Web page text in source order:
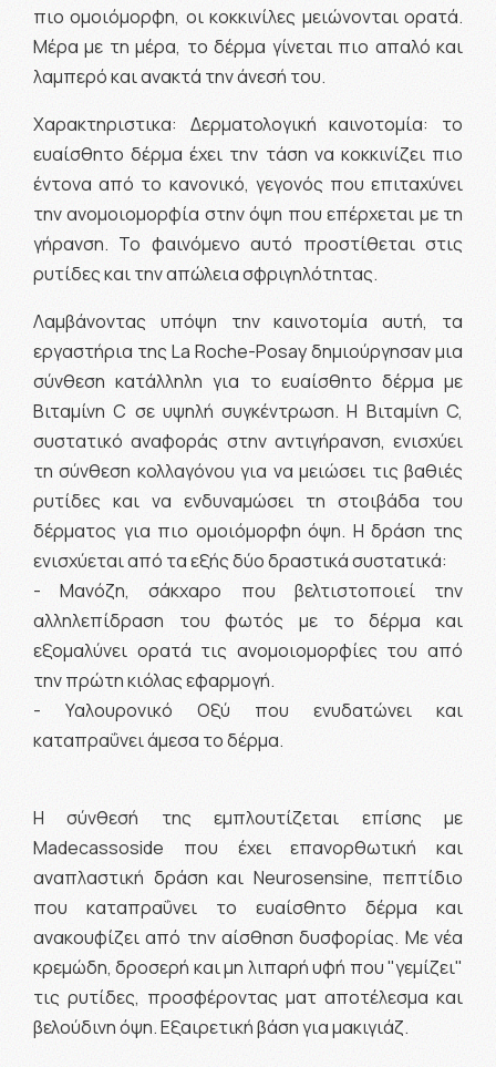
πιο ομοιόμορφη, οι κοκκινίλες μειώνονται ορατά.
Μέρα με τη μέρα, το δέρμα γίνεται πιο απαλό και
λαμπερό και ανακτά την άνεσή του.
Χαρακτηριστικα: Δερματολογική καινοτομία: το
ευαίσθητο δέρμα έχει την τάση να κοκκινίζει πιο
έντονα από το κανονικό, γεγονός που επιταχύνει
την ανομοιομορφία στην όψη που επέρχεται με τη
γήρανση. Το φαινόμενο αυτό προστίθεται στις
ρυτίδες και την απώλεια σφριγηλότητας.
Λαμβάνοντας υπόψη την καινοτομία αυτή, τα
εργαστήρια της La Roche-Posay δημιούργησαν μια
σύνθεση κατάλληλη για το ευαίσθητο δέρμα με
Βιταμίνη C σε υψηλή συγκέντρωση. Η Βιταμίνη C,
συστατικό αναφοράς στην αντιγήρανση, ενισχύει
τη σύνθεση κολλαγόνου για να μειώσει τις βαθιές
ρυτίδες και να ενδυναμώσει τη στοιβάδα του
δέρματος για πιο ομοιόμορφη όψη. Η δράση της
ενισχύεται από τα εξής δύο δραστικά συστατικά:
- Μανόζη, σάκχαρο που βελτιστοποιεί την
αλληλεπίδραση του φωτός με το δέρμα και
εξομαλύνει ορατά τις ανομοιομορφίες του από
την πρώτη κιόλας εφαρμογή.
- Υαλουρονικό Οξύ που ενυδατώνει και
καταπραΰνει άμεσα το δέρμα.
Η σύνθεσή της εμπλουτίζεται επίσης με
Madecassoside που έχει επανορθωτική και
αναπλαστική δράση και Neurosensine, πεπτίδιο
που καταπραΰνει το ευαίσθητο δέρμα και
ανακουφίζει από την αίσθηση δυσφορίας. Με νέα
κρεμώδη, δροσερή και μη λιπαρή υφή που "γεμίζει"
τις ρυτίδες, προσφέροντας ματ αποτέλεσμα και
βελούδινη όψη. Εξαιρετική βάση για μακιγιάζ.